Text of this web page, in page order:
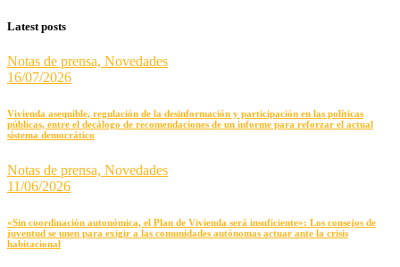
Latest posts
Notas de prensa, Novedades
16/07/2026
Vivienda asequible, regulación de la desinformación y participación en las políticas
públicas, entre el decálogo de recomendaciones de un informe para reforzar el actual
sistema democrático
Notas de prensa, Novedades
11/06/2026
«Sin coordinación autonómica, el Plan de Vivienda será insuficiente»: Los consejos de
juventud se unen para exigir a las comunidades autónomas actuar ante la crisis
habitacional